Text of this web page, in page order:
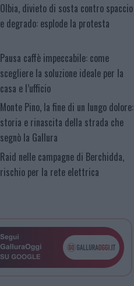
Olbia, divieto di sosta contro spaccio
e degrado: esplode la protesta
Pausa caffè impeccabile: come
scegliere la soluzione ideale per la
casa e l’ufficio
Monte Pino, la fine di un lungo dolore:
storia e rinascita della strada che
segnò la Gallura
Raid nelle campagne di Berchidda,
rischio per la rete elettrica